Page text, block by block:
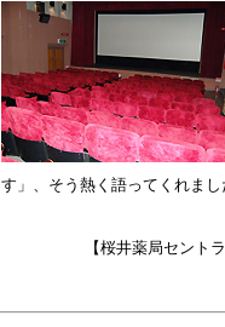
す」、そう熱く語ってくれまし
【桜井薬局セント